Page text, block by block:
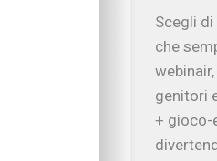
IN EVIDENZA
Figli in
Scegli
che
genitori
+ gioco-